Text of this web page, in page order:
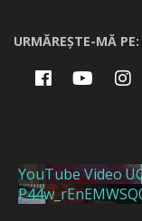
URMĂREȘTE-MĂ PE:
YouTube Video